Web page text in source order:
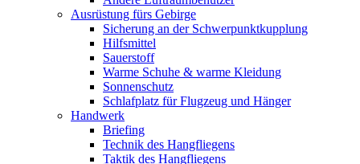
Ausrüstung fürs Gebirge
Sicherung an der Schwerpunktkupplung
Hilfsmittel
Sauerstoff
Warme Schuhe & warme Kleidung
Sonnenschutz
Schlafplatz für Flugzeug und Hänger
Handwerk
Briefing
Technik des Hangfliegens
Taktik des Hangfliegens